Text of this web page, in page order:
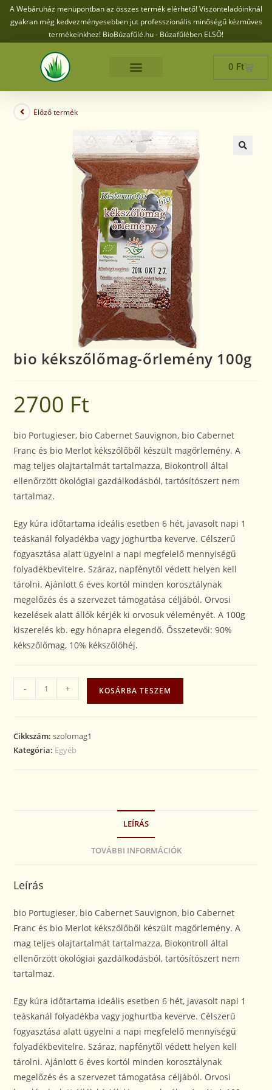
A Webáruház menüpontban az összes termék elérhető! Viszonteladóinknál
gyakran még kedvezményesebben jut professzionális minőségű kézműves
termékeinkhez! BioBúzafűlé.hu - Búzafűlében ELSŐ!
0 Ft
Előző termék
bio kékszőlőmag-őrlemény 100g
2700 Ft
bio Portugieser, bio Cabernet Sauvignon, bio Cabernet
Franc és bio Merlot kékszőlőből készült magőrlemény. A
mag teljes olajtartalmát tartalmazza, Biokontroll által
ellenőrzött ökológiai gazdálkodásból, tartósítószert nem
tartalmaz.
Egy kúra időtartama ideális esetben 6 hét, javasolt napi 1
teáskanál folyadékba vagy joghurtba keverve. Célszerű
fogyasztása alatt ügyelni a napi megfelelő mennyiségű
folyadékbevitelre. Száraz, napfénytől védett helyen kell
tárolni. Ajánlott 6 éves kortól minden korosztálynak
megelőzés és a szervezet támogatása céljából. Orvosi
kezelések alatt állók kérjék ki orvosuk véleményét. A 100g
kiszerelés kb. egy hónapra elegendő. Ősszetevői: 90%
kékszőlőmag, 10% kékszőlőhéj.
- + KOSÁRBA TESZEM
Cikkszám:szolomag1
Kategória: Egyéb
LEÍRÁS
TOVÁBBI INFORMÁCIÓK
Leírás
bio Portugieser, bio Cabernet Sauvignon, bio Cabernet
Franc és bio Merlot kékszőlőből készült magőrlemény. A
mag teljes olajtartalmát tartalmazza, Biokontroll által
ellenőrzött ökológiai gazdálkodásból, tartósítószert nem
tartalmaz.
Egy kúra időtartama ideális esetben 6 hét, javasolt napi 1
teáskanál folyadékba vagy joghurtba keverve. Célszerű
fogyasztása alatt ügyelni a napi megfelelő mennyiségű
folyadékbevitelre. Száraz, napfénytől védett helyen kell
tárolni. Ajánlott 6 éves kortól minden korosztálynak
megelőzés és a szervezet támogatása céljából. Orvosi